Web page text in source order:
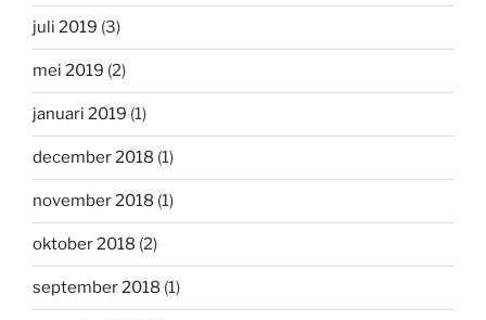
juli 2019 (3)
mei 2019 (2)
januari 2019 (1)
december 2018 (1)
november 2018 (1)
oktober 2018 (2)
september 2018 (1)